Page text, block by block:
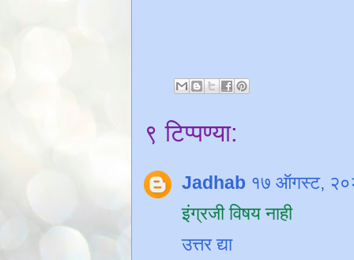
९ टिप्पण्या:
Jadhab १७ ऑगस्ट,
इंग्रजी विषय नाही
उत्तर द्या